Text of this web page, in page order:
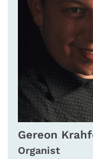
Gereon
Organist